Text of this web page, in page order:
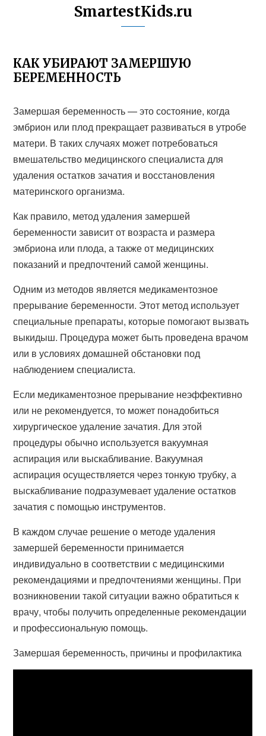
SmartestKids.ru
КАК УБИРАЮТ ЗАМЕРШУЮ
БЕРЕМЕННОСТЬ
Замершая беременность — это состояние, когда
эмбрион или плод прекращает развиваться в утробе
матери. В таких случаях может потребоваться
вмешательство медицинского специалиста для
удаления остатков зачатия и восстановления
материнского организма.
Как правило, метод удаления замершей
беременности зависит от возраста и размера
эмбриона или плода, а также от медицинских
показаний и предпочтений самой женщины.
Одним из методов является медикаментозное
прерывание беременности. Этот метод использует
специальные препараты, которые помогают вызвать
выкидыш. Процедура может быть проведена врачом
или в условиях домашней обстановки под
наблюдением специалиста.
Если медикаментозное прерывание неэффективно
или не рекомендуется, то может понадобиться
хирургическое удаление зачатия. Для этой
процедуры обычно используется вакуумная
аспирация или выскабливание. Вакуумная
аспирация осуществляется через тонкую трубку, а
выскабливание подразумевает удаление остатков
зачатия с помощью инструментов.
В каждом случае решение о методе удаления
замершей беременности принимается
индивидуально в соответствии с медицинскими
рекомендациями и предпочтениями женщины. При
возникновении такой ситуации важно обратиться к
врачу, чтобы получить определенные рекомендации
и профессиональную помощь.
Замершая беременность, причины и профилактика